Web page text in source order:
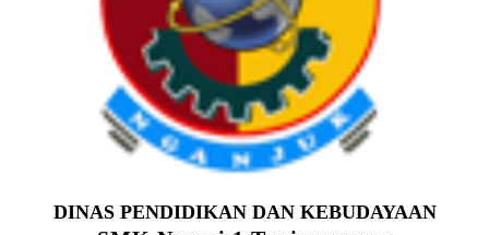
DINAS PENDIDIKAN DAN KEBUDAYAAN